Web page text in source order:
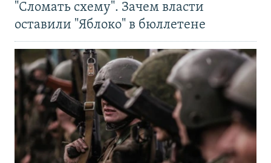
"Сломать схему". Зачем власти
оставили "Яблоко" в бюллетене